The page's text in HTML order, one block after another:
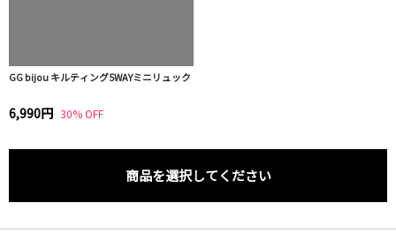
GG bijou キルティング5WAYミニリュック
6,990円 30% OFF
商品を選択してください